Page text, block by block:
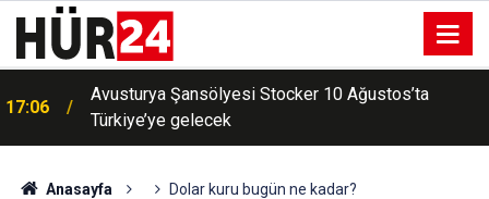
17:06
Avusturya Şansölyesi Stocker 10 Ağustos’ta
Türkiye’ye gelecek
Anasayfa Dolar kuru bugün ne kadar?